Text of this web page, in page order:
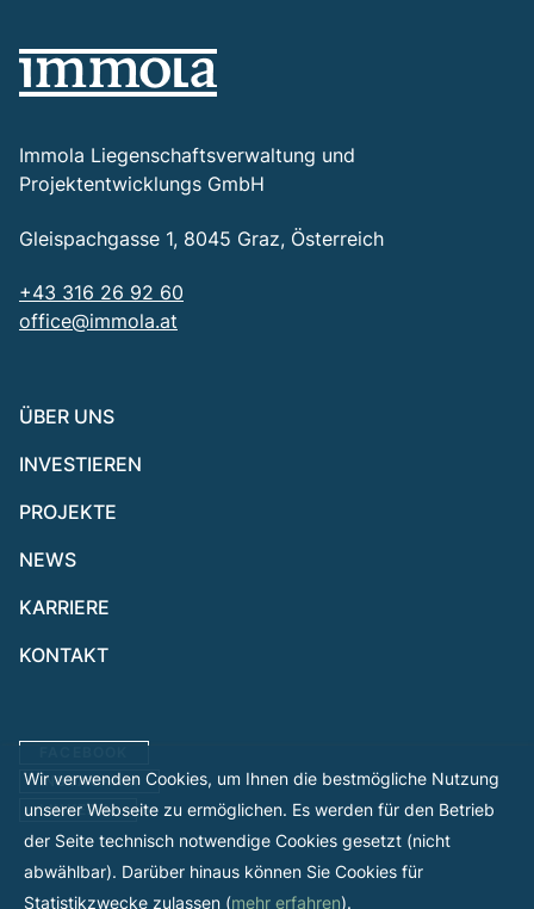
Immola Liegenschaftsverwaltung und
Projektentwicklungs GmbH
Gleispachgasse 1, 8045 Graz, Österreich
+43 316 26 92 60
office@immola.at
ÜBER UNS
INVESTIEREN
PROJEKTE
NEWS
KARRIERE
KONTAKT
INSTAGRAM
LINKEDIN
Wir verwenden Cookies, um Ihnen die bestmögliche Nutzung
unserer Webseite zu ermöglichen. Es werden für den Betrieb
der Seite technisch notwendige Cookies gesetzt (nicht
abwählbar). Darüber hinaus können Sie Cookies für
Statistikzwecke zulassen (mehr erfahren).